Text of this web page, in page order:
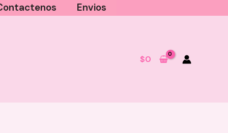
Envios
$0